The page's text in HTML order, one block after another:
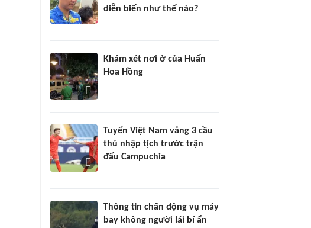
diễn biến như thế nào?
Khám xét nơi ở của Huấn
Hoa Hồng
Tuyển Việt Nam vắng 3 cầu
thủ nhập tịch trước trận
đấu Campuchia
Thông tin chấn động vụ máy
bay không người lái bí ẩn